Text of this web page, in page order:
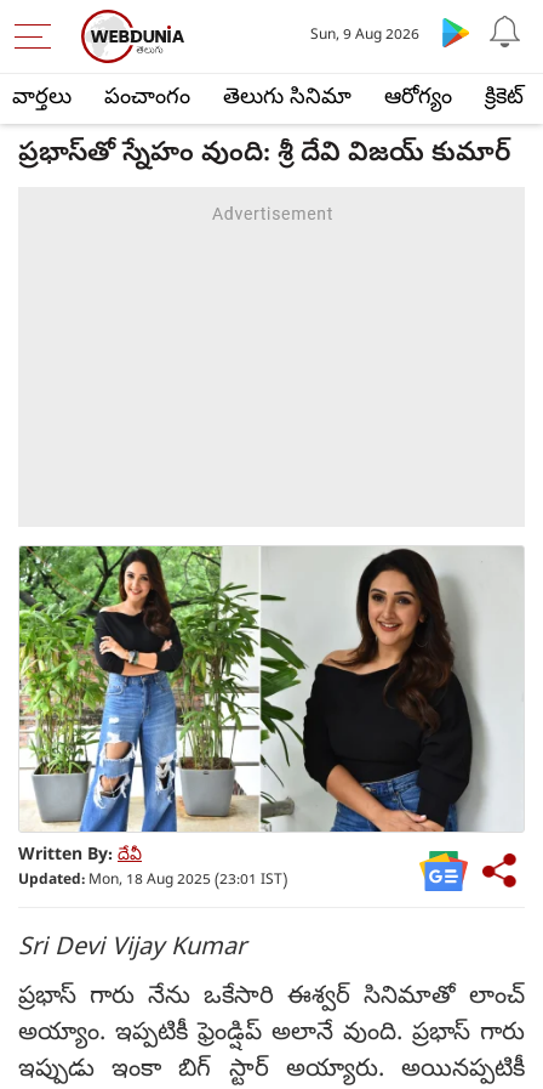
వార్తలు పంచాంగం తెలుగు సినిమా ఆరోగ్యం క్రికెట్
Sun, 9 Aug 2026
ప్రభాస్‌తో స్నేహం వుంది: శ్రీ దేవి విజయ్ కుమార్
Written By: దేవీ
Updated: Mon, 18 Aug 2025 (23:01 IST)
Sri Devi Vijay Kumar
ప్రభాస్ గారు నేను ఒకేసారి ఈశ్వర్ సినిమాతో లాంచ్
అయ్యాం. ఇప్పటికీ ఫ్రెండ్షిప్ అలానే వుంది. ప్రభాస్ గారు
ఇప్పుడు ఇంకా బిగ్ స్టార్ అయ్యారు. అయినప్పటికీ